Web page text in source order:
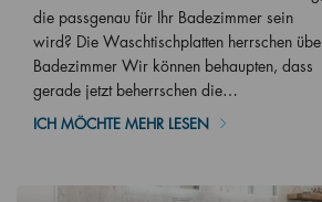
die passgenau für Ihr Badezimmer sein
wird? Die Waschtischplatten herrschen
Badezimmer Wir können behaupten, dass
gerade jetzt beherrschen die…
ICH MÖCHTE MEHR LESEN